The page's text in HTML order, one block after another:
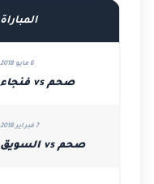
المباراة
6 مايو 2018
صحم vs فنجاء
7 فبراير 2018
صحم vs السويق